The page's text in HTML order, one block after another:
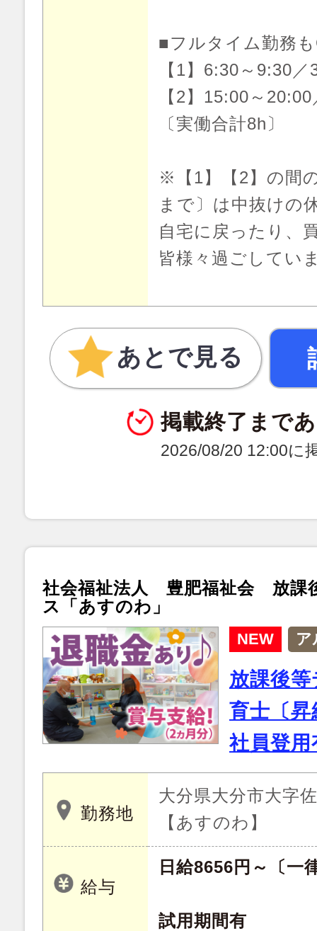
■フルタイム勤務
【1】6:30～9:30／
【2】15:00～
〔実働合計8h〕
※【1】【2】の間
まで〕は中抜けの
自宅に戻ったり、
皆様々過ごしてい
あとで見る
掲載終了まで
2026/08/20 12:00に
社会福祉法人 豊肥福祉会 放課
ス「あすのわ」
NEW ア
放課後
育士〔
社員登用
勤務地
大分県大分市大字
【あすのわ】
給与
日給8656円～〔一
試用期間有